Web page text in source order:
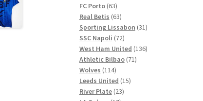
produkter
FC Porto 6363
produkter
Real Betis 6363
produkter
Sporting Lissabon 3131
SSC Napoli 7272
produkter
West Ham United 136136
Athletic Bilbao 7171
Wolves 114114
produkter
Leeds United 1515
River Plate 2323